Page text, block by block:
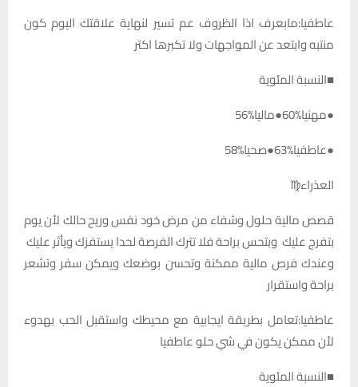
عاطفيا:مابعرف اذا الظروف عم تسير لنهاية علاقتك اليوم كون
منتبه وابتعد عن المواجهات ولا تكبرها اكتر
■النسبة المئوية
●مهنيا%60●ماليا%56
●عاطفيا%63●صحيا%58
العذراء♍️
قصص مالية حلول وشفاء من مرض خود نفس وريح حالك لأن يوم
بتفرج عليك وبتحس براحة فلا تترك الفرصة لحدا يستفزك ويأثر عليك
وعندك فرص مالية ممكنة وتحسن بوضعك ويمكن سفر وتشعر
براحة واستقرار
عاطفيا:تعامل بطريقة ايجابية مع محيطك واستقبل الحب بهدوء
لأن ممكن يكون في شي حلو عاطفيا
■النسبة المئوية